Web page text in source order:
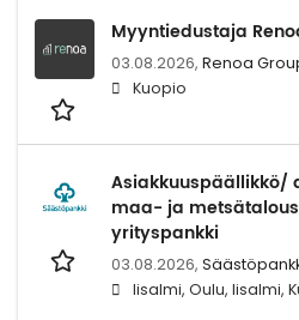
Myyntiedustaja
03.08.2026, Renoa
Kuopio
Asiakkuuspäällikkö/
maa- ja
yrityspankki
03.08.2026,
Iisalmi, Oulu, Iisalmi,